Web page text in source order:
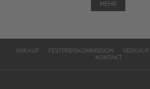
MEHR
ANKAUF FESTPREISKOMMISSION VERKAUF
KONTAKT